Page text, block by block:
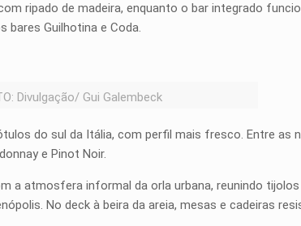
ripado de madeira, enquanto o bar integrado
bares Guilhotina e Coda.
Divulgação/ Gui Galembeck
do sul da Itália, com perfil mais fresco. Entre as
e Pinot Noir.
atmosfera informal da orla urbana, reunindo
No deck à beira da areia, mesas e cadeiras